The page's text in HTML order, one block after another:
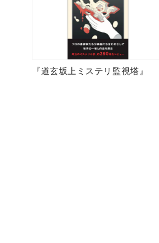
『道玄坂上ミステリ監視塔』